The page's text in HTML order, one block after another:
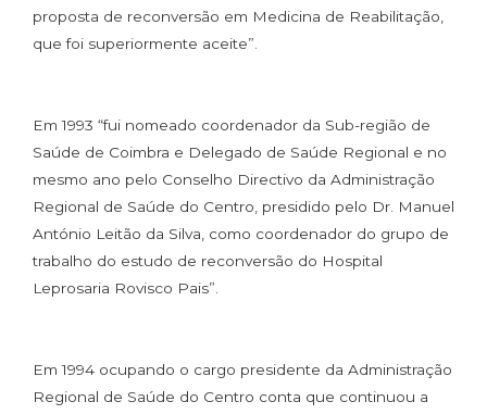
proposta de reconversão em Medicina de Reabilitação,
que foi superiormente aceite”.
Em 1993 “fui nomeado coordenador da Sub-região de
Saúde de Coimbra e Delegado de Saúde Regional e no
mesmo ano pelo Conselho Directivo da Administração
Regional de Saúde do Centro, presidido pelo Dr. Manuel
António Leitão da Silva, como coordenador do grupo de
trabalho do estudo de reconversão do Hospital
Leprosaria Rovisco Pais”.
Em 1994 ocupando o cargo presidente da Administração
Regional de Saúde do Centro conta que continuou a